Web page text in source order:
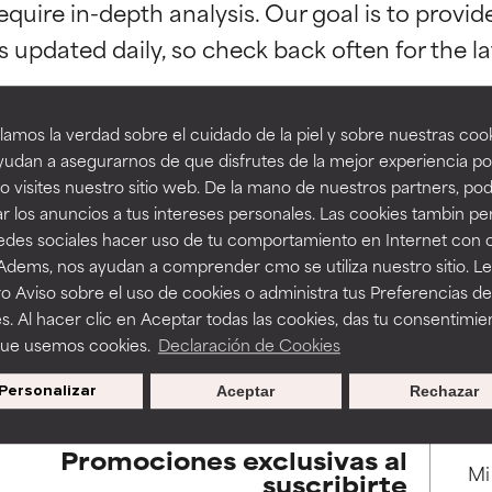
la verdad sobre el cuidado de la piel y sobre nuestras
a asegurarnos de que disfrutes de la mejor experiencia
visites nuestro sitio web. De la mano de nuestros partners,
los anuncios a tus intereses personales. Las cookies tambin
sociales hacer uso de tu comportamiento en Internet con
nos ayudan a comprender cmo se utiliza nuestro sitio.
Aviso sobre el uso de cookies o administra tus Preferencias de
Al hacer clic en Aceptar todas las cookies, das tu
usemos cookies. Declaración de Cookies
Personalizar Rechazar
Aceptar
in-depth analysis. Our goal is to
BACK TO SEARCH
to assess ingredients in this dictionary. Regulations
con beneficios reales para la piel. Su eficacia está
independientes.
tan beneficiosos como los de la categoría excelente, suelen ser
la estabilidad o la absorción de una fórmula.
ciertas limitaciones en cuanto a su apariencia, estabilidad o
básicos o que no cuentan con suficiente respaldo científico.
algunos beneficios se recomienda evitarlo por su
provocar efectos adversos como irritación, inflamación o
se utiliza en altas concentraciones o junto con otros
con beneficios reales para la piel. Su eficacia está
independientes.
tan beneficiosos como los de la categoría excelente, suelen ser
la estabilidad o la absorción de una fórmula.
ciertas limitaciones en cuanto a su apariencia, estabilidad o
básicos o que no cuentan con suficiente respaldo científico.
algunos beneficios se recomienda evitarlo por su
provocar efectos adversos como irritación, inflamación o
se utiliza en altas concentraciones o junto con otros
Promociones exclusivas al
suscribirte